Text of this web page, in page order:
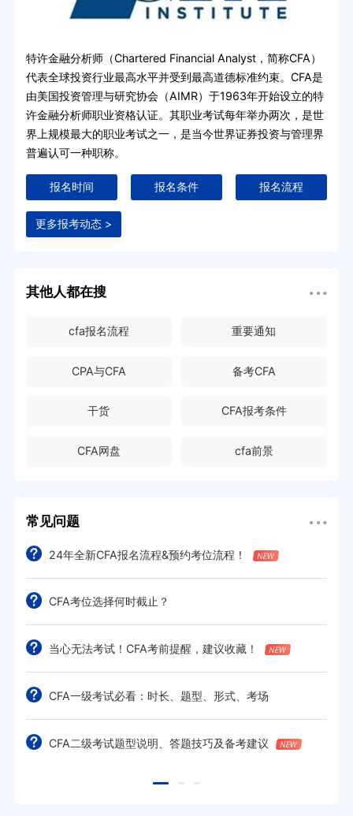
特许金融分析师（Chartered Financial Analyst，简称CFA）
代表全球投资行业最高水平并受到最高道德标准约束。CFA是
由美国投资管理与研究协会（AIMR）于1963年开始设立的特
许金融分析师职业资格认证。其职业考试每年举办两次，是世
界上规模最大的职业考试之一，是当今世界证券投资与管理界
普遍认可一种职称。
报名时间 报名条件 报名流程
更多报考动态 >
其他人都在搜
cfa报名流程 重要通知
CPA与CFA 备考CFA
干货 CFA报考条件
CFA网盘 cfa前景
常见问题
24年全新CFA报名流程&预约考位流程！
CFA考位选择何时截止？
当心无法考试！CFA考前提醒，建议收藏！
CFA一级考试必看：时长、题型、形式、考场
CFA二级考试题型说明、答题技巧及备考建议